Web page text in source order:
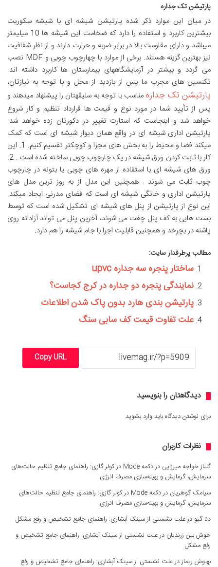
پارتیشن تک جداره
در میان این موارد ذکر شده پارتیشن شیشه ای با شیشه سکوریت
بیشترین کاربرد و استفاده را دارد که ضخامت این شیشه ها 10 میلیمتر
میباشد و دارای مقاومت بالا در برابر ضربه و حرارت دارند و از نظر شفافیت
نیز بهترین گزینه هستند. برخی از موارد با چهارچوب چوبی و MDF نصب
می گردد و بیشتر در آزمایشگاههای بیمارستان ها کاربرد داشته اند.
تکنسین های مجرب ما پس از بازدید از محل و با توجه به نیازتان،
پارتیشن تک جدارهمناسب با توجه به سلیقهتان را پیشنهاد میدهند و
پس از تأیید شما در مورد نوع و قیمت ها قرارداد تنظیم و کار شروع
خواهد شد و اینجاست که استارت تغییر در دکورتان زده خواهد شد.
پارتیشن اداری شیشه ای در واقع همان دیوار شیشه ای است که کمک
میکند فضا و محیط را به بخش های مجزا و کوچکتر تقسیم کنیم. 1. این
کار با ثابت کردن ورق شیشه در یک چارچوب چوبی ساخته شده است . 2.
ورق های شیشه ای با استفاده از مهره های چوبی یا بتونه در چارچوب
چوب ثابت می شوند . همچنین این مدل از به روز ترین مدل های
پارتیشن اداری و خانگی شیشه ای است که فضای مدرنی ایجاد میکند.
این نوع از پارتیشن از پنل های شیشه ای تشکیل شده است که توسط
بست هایی به کف پنل چفت می شوند، آخرین پنل می تواند آزادانه روی
پاشنه در بچرخد و همچنین قابلیت اجرا با جام شیشه را هم دارد.
مطالب پرطرفدار سایت:
ساختار پنجره سه جداره upvc
نمایندگی پنجره دو جداره در کرج کجاست؟
پارتیشن بندی هارد بدون پاک شدن اطلاعات
علت تفاوت قیمت کف سابی سنگ
Copy URL
دیدگاهتان را بنویسید
برای نوشتن دیدگاه بایدوارد بشوید.
نظرات کاربران
گلناز خواجه میرزایی در
دکمه Mode در کولر گازی: راهنمای جامع تنظیم حالت‌های
سرمایش، گرمایش و بهینه‌سازی مصرف انرژی
سیامک گوهریان در
دکمه Mode در کولر گازی: راهنمای جامع تنظیم حالت‌های
سرمایش، گرمایش و بهینه‌سازی مصرف انرژی
دنا گیودرعلت نشستی از سینک آبشاری: راهنمای جامع تشخیص و رفع مشکل
خوش بین زرندیان درعلت نشستی از سینک آبشاری: راهنمای جامع تشخیص و
رفع مشکل
بهنوش ریمازدرعلت نشستی از سینک آبشاری: راهنمای جامع تشخیص و رفع